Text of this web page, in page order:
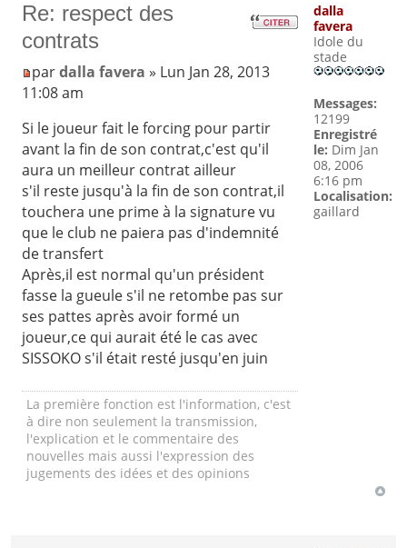
Re: respect des
contrats
pardalla favera » Lun Jan 28, 2013
11:08 am
Si le joueur fait le forcing pour partir
avant la fin de son contrat,c'est qu'il
aura un meilleur contrat ailleur
s'il reste jusqu'à la fin de son contrat,il
touchera une prime à la signature vu
que le club ne paiera pas d'indemnité
de transfert
Après,il est normal qu'un président
fasse la gueule s'il ne retombe pas sur
ses pattes après avoir formé un
joueur,ce qui aurait été le cas avec
SISSOKO s'il était resté jusqu'en juin
La première fonction est l'information, c'est
à dire non seulement la transmission,
l'explication et le commentaire des
nouvelles mais aussi l'expression des
jugements des idées et des opinions
dalla
favera
Idole du
stade
Messages:
12199
Enregistré
le: Dim Jan
08, 2006
6:16 pm
Localisation:
gaillard